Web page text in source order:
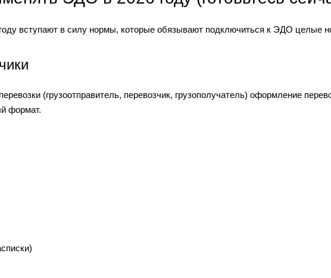
вступают в силу нормы, которые обязывают подключиться к ЭДО целые
(грузоотправитель, перевозчик, грузополучатель) оформление
формат.